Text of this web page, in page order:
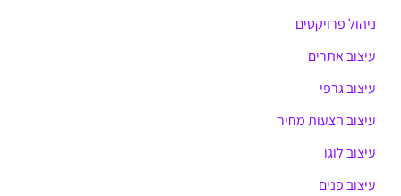
ניהול פרויקטים
עיצוב אתרים
עיצוב גרפי
עיצוב הצעות מחיר
עיצוב לוגו
עיצוב פנים